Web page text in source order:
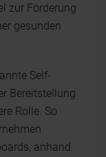
zur Förderung
gesunden
Self-
Bereitstellung
Rolle. So
anhand